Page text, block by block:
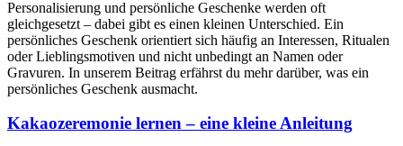
Personalisierung und persönliche Geschenke werden oft
gleichgesetzt – dabei gibt es einen kleinen Unterschied. Ein
persönliches Geschenk orientiert sich häufig an Interessen, Ritualen
oder Lieblingsmotiven und nicht unbedingt an Namen oder
Gravuren. In unserem Beitrag erfährst du mehr darüber, was ein
persönliches Geschenk ausmacht.
Kakaozeremonie lernen – eine kleine Anleitung